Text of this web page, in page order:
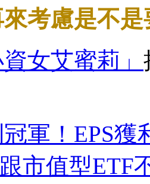
考慮是不
資女艾蜜莉」
軍！EPS獲
市值型ETF